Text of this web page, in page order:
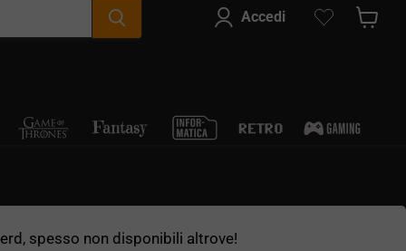
Accedi
spesso non disponibili altrove!